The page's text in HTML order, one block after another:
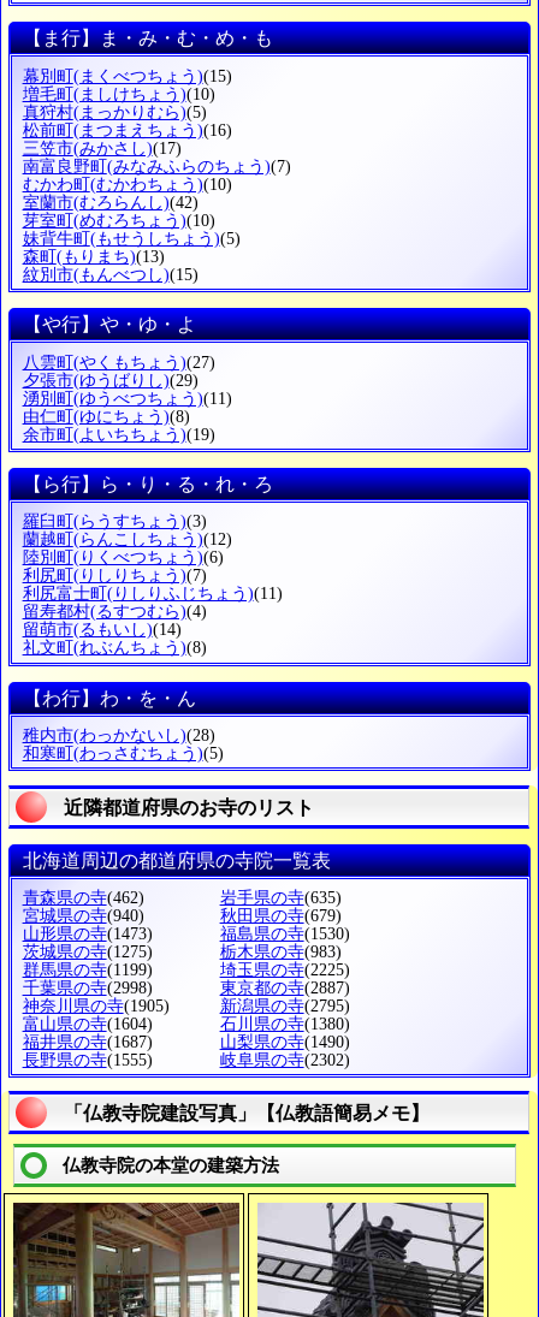
【ま行】ま・み・む・め・も
幕別町 (まくべつちょう)(15)
増毛町 (ましけちょう)(10)
真狩村(まっかりむら)(5)
松前町 (まつまえちょう)(16)
三笠市(みかさし)(17)
南富良野町 (みなみふらのちょう)(7)
むかわ町 (むかわちょう)(10)
室蘭市(むろらんし)(42)
芽室町 (めむろちょう)(10)
妹背牛町 (もせうしちょう)(5)
森町 (もりまち)(13)
紋別市(もんべつし)(15)
【や行】や・ゆ・よ
八雲町(やくもちょう)(27)
夕張市(ゆうばりし)(29)
湧別町(ゆうべつちょう)(11)
由仁町(ゆにちょう)(8)
余市町(よいちちょう)(19)
【ら行】ら・り・る・れ・ろ
羅臼町 (らうすちょう)(3)
蘭越町 (らんこしちょう)(12)
陸別町 (りくべつちょう)(6)
利尻町 (りしりちょう)(7)
利尻富士町 (りしりふじちょう)(11)
留寿都村(るすつむら)(4)
留萌市(るもいし)(14)
礼文町 (れぶんちょう)(8)
【わ行】わ・を・ん
稚内市(わっかないし)(28)
和寒町 (わっさむちょう)(5)
近隣都道府県のお寺のリスト
北海道周辺の都道府県の寺院一覧表
青森県の寺(462) 岩手県の寺(635)
宮城県の寺(940) 秋田県の寺(679)
山形県の寺(1473) 福島県の寺(1530)
茨城県の寺(1275) 栃木県の寺(983)
群馬県の寺(1199) 埼玉県の寺(2225)
千葉県の寺(2998) 東京都の寺(2887)
神奈川県の寺(1905) 新潟県の寺(2795)
富山県の寺(1604) 石川県の寺(1380)
福井県の寺(1687) 山梨県の寺(1490)
長野県の寺(1555) 岐阜県の寺(2302)
「仏教寺院建設写真」【仏教語簡易メモ】
仏教寺院の本堂の建築方法